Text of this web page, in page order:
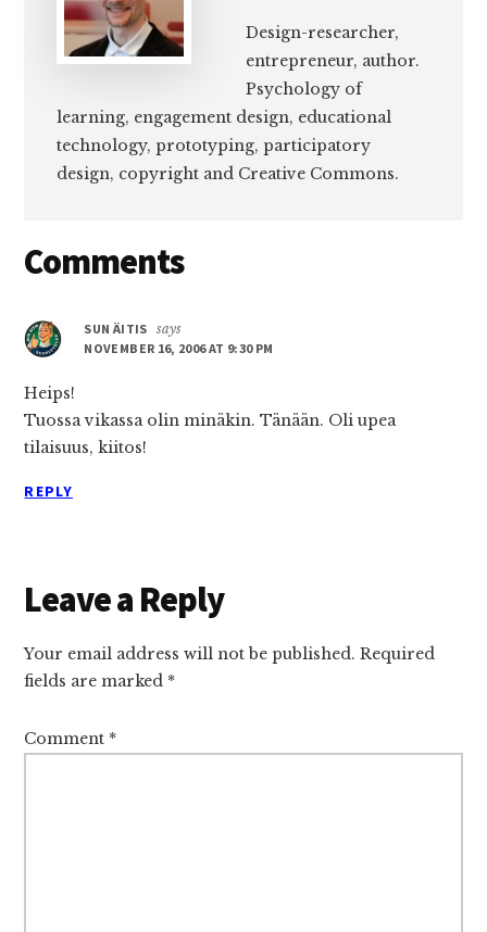
Design-researcher,
entrepreneur, author.
Psychology of
learning, engagement design, educational
technology, prototyping, participatory
design, copyright and Creative Commons.
Reader
Comments
SUN ÄITIS says
NOVEMBER 16, 2006 AT 9:30 PM
Heips!
Tuossa vikassa olin minäkin. Tänään. Oli upea
tilaisuus, kiitos!
REPLY
Leave a Reply
Your email address will not be published. Required
fields are marked *
Comment *